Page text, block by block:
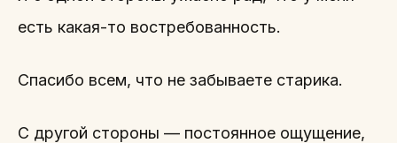
есть какая-то востребованность.
Спасибо всем, что не забываете старика.
С другой стороны — постоянное ощущение,